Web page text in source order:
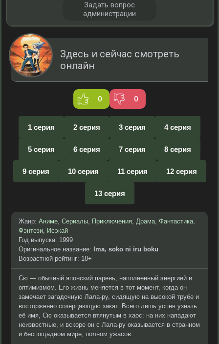
Здесь и сейчас смотреть
онлайн
0 0
1 серия 2 серия 3 серия 4 серия
5 серия 6 серия 7 серия 8 серия
9 серия 10 серия 11 серия 12 серия
13 серия
Жанр: Аниме, Сериалы, Приключения, Драма, Фантастика,
Фэнтези, Исэкай
Год выпуска: 1999
Оригинальное название:
Ima, soko ni iru boku
Возрастной рейтинг: 18+
Сю — обычный японский парень, наполненный энергией и
оптимизмом. Его жизнь меняется в тот момент, когда он
замечает загадочную Лала-ру, сидящую на высокой трубе и
восторженно созерцающую закат. Всего лишь успев узнать
её имя, Сю оказывается втянутым в хаос: на них нападают
неизвестные, и вскоре он с Лала-ру оказывается в странном
и беспощадном мире, полном ужасов.
Задать вопрос
администрации